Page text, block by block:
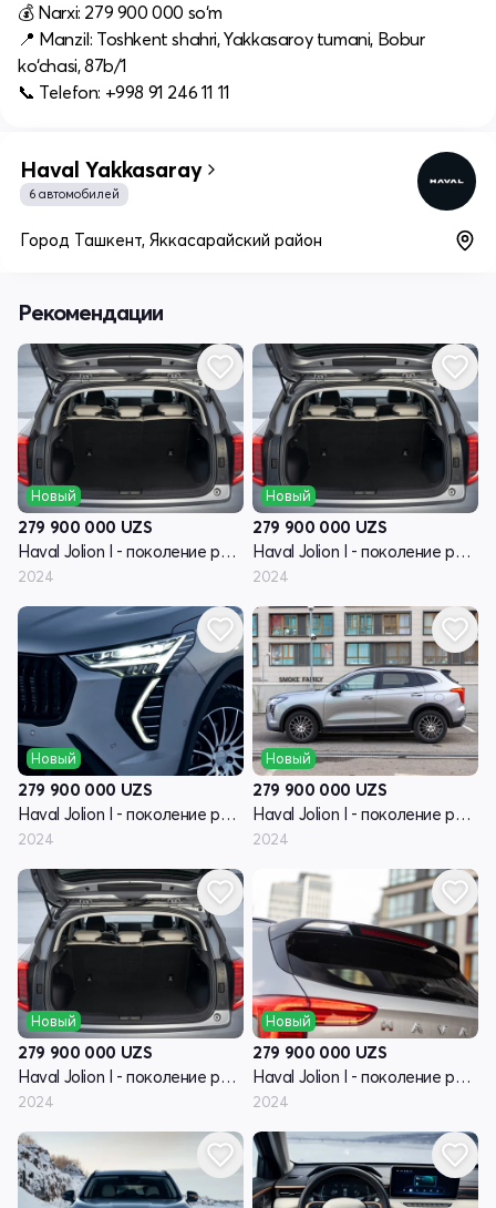
💰 Narxi: 279 900 000 so‘m
📍 Manzil: Toshkent shahri, Yakkasaroy tumani, Bobur
ko‘chasi, 87b/1
📞 Telefon: +998 91 246 11 11
Haval Yakkasaray
6 автомобилей
Город Ташкент, Яккасарайский район
Рекомендации
Новый
279 900 000 UZS
Haval Jolion I - поколение рестайлинг
2024
Новый
279 900 000 UZS
Haval Jolion I - поколение рестайлинг
2024
Новый
279 900 000 UZS
Haval Jolion I - поколение рестайлинг
2024
Новый
279 900 000 UZS
Haval Jolion I - поколение рестайлинг
2024
Новый
279 900 000 UZS
Haval Jolion I - поколение рестайлинг
2024
Новый
279 900 000 UZS
Haval Jolion I - поколение рестайлинг
2024